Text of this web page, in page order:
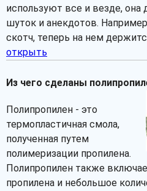
используют все и везде, она
шуток и анекдотов.
скотч, теперь на нем
открыть
Из чего сделаны
Полипропилен - это
термопластичная смола,
полученная путем
полимеризации пропилена.
Полипропилен также
пропилена и небольшое